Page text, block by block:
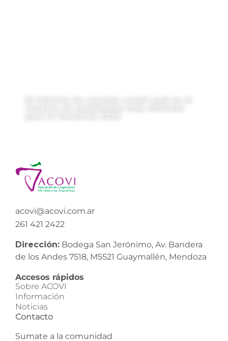
acovi@acovi.com.ar
261 421 2422
Dirección: Bodega San Jerónimo, Av. Bandera
de los Andes 7518, M5521 Guaymallén, Mendoza
Accesos rápidos
Sobre ACOVI
Información
Noticias
Contacto
Sumate a la comunidad